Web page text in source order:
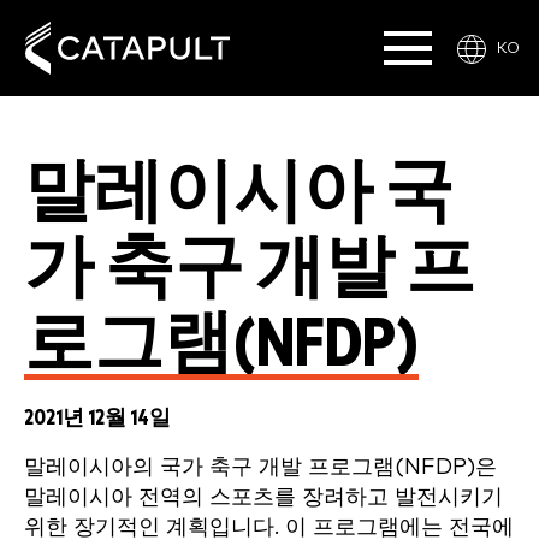
KO
말레이시아 국
가 축구 개발 프
로그램(NFDP)
2021년 12월 14일
말레이시아의 국가 축구 개발 프로그램(NFDP)은
말레이시아 전역의 스포츠를 장려하고 발전시키기
위한 장기적인 계획입니다. 이 프로그램에는 전국에